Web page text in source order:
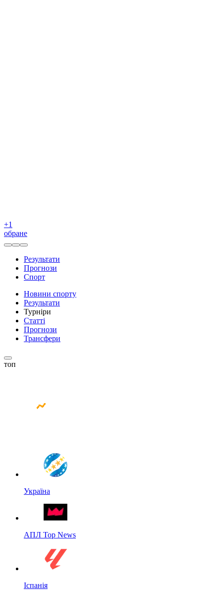
+1
обране
Результати
Прогнози
Спорт
Новини спорту
Результати
Турніри
Статті
Прогнози
Трансфери
топ
Україна
АПЛ Top News
Іспанія